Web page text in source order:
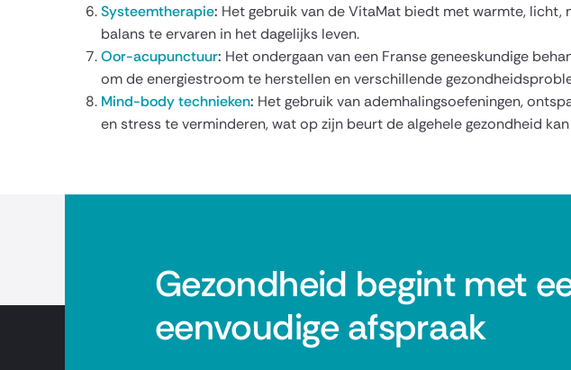
Systeemtherapie: Het gebruik van de VitaMat biedt met warmte,
balans te ervaren in het dagelijks leven.
Oor-acupunctuur: Het ondergaan van een Franse geneeskundige
om de energiestroom te herstellen en verschillende
Mind-body technieken: Het gebruik van ademhalingsoefeningen,
en stress te verminderen, wat op zijn beurt de algehele gezondheid
Gezondheid begint met
eenvoudige afspraak